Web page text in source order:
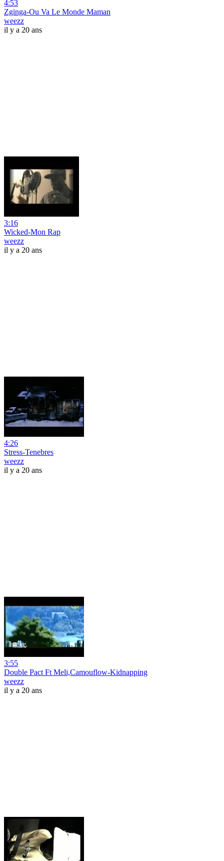
4:53
Zginga-Ou Va Le Monde Maman
weezz
il y a 20 ans
3:16
Wicked-Mon Rap
weezz
il y a 20 ans
4:26
Stress-Tenebres
weezz
il y a 20 ans
3:55
Double Pact Ft Meli,Camouflow-Kidnapping
weezz
il y a 20 ans